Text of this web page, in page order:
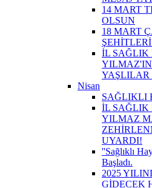
14 MART
OLSUN
18 MART
İL SAĞLIK
YILMAZ'IN
YAŞLILAR
Nisan
SAĞLIKLI
İL SAĞLIK
YILMAZ
UYARDI!
''Sağlıklı
Başladı.
2025
GİDECEK